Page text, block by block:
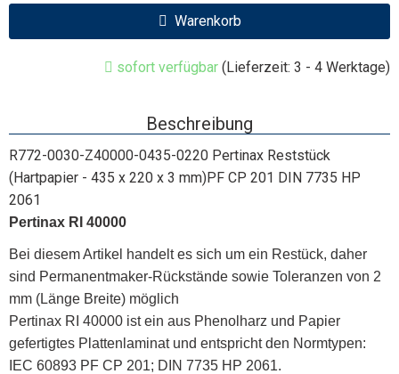
Warenkorb
sofort verfügbar (Lieferzeit: 3 - 4 Werktage)
Beschreibung
R772-0030-Z40000-0435-0220 Pertinax Reststück
(Hartpapier - 435 x 220 x 3 mm)PF CP 201 DIN 7735 HP
2061
Pertinax RI 40000
Bei diesem Artikel handelt es sich um ein Restück, daher
sind Permanentmaker-Rückstände sowie Toleranzen von 2
mm (Länge Breite) möglich
Pertinax RI 40000 ist ein aus Phenolharz und Papier
gefertigtes Plattenlaminat und entspricht den Normtypen:
IEC 60893 PF CP 201; DIN 7735 HP 2061.